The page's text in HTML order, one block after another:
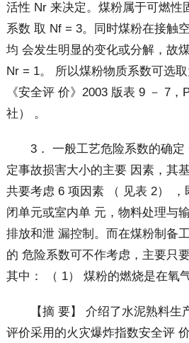
活性 Nr 来决定。煤粉属于可燃性
系数 取 Nf = 3。同时煤粉在接触
均 会发生明显的变化或分解，故
Nr = 1。 所以煤粉物质系数可选
《安全评 价》2003 版表 9 － 7，
社） 。
3． 一般工艺危险系数的确定
定事故损害大小的主要 因素，其
共要考虑 6 项因素 （ 见表 2）
闭单元或室内单 元，物料处理与
排放和泄 漏控制。而在煤粉制备
的 危险系数可不作考虑，主要只
其中： （ 1） 煤粉的燃烧是在氧
【摘 要】 介绍了水泥熟料生
评价采用的火灾爆炸指数安全评